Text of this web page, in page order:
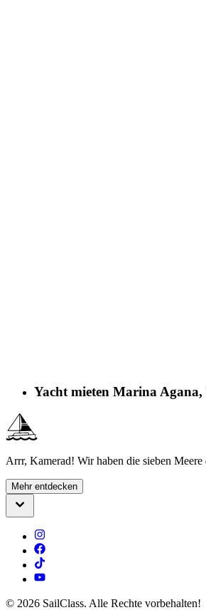
Yacht mieten Marina
Arrr, Kamerad! Wir haben die sieben
Mehr entdecken
© 2026 SailClass. Alle Rechte vorbehalten!